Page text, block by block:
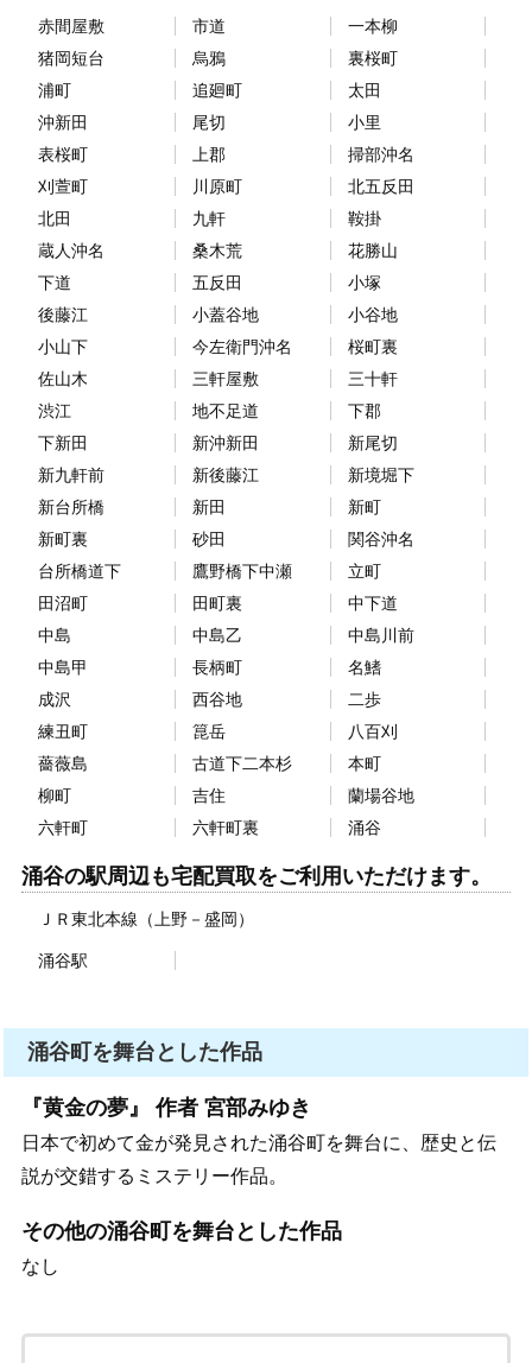
赤間屋敷 市道
一本柳
猪岡短台
烏鴉
裏桜町
浦町
追廻町
太田
沖新田
尾切
小里
表桜町
上郡
掃部沖名
刈萱町
川原町
北五反田
北田
九軒
鞍掛
蔵人沖名
桑木荒
花勝山
下道
五反田
小塚
後藤江
小蓋谷地
小谷地
小山下
今左衛門沖名
桜町裏
佐山木
三軒屋敷
三十軒
渋江
地不足道
下郡
下新田
新沖新田
新尾切
新九軒前
新後藤江
新境堀下
新台所橋
新田
新町
新町裏
砂田
関谷沖名
台所橋道下
鷹野橋下中瀬
立町
田沼町
田町裏
中下道
中島
中島乙
中島川前
中島甲
長柄町
名鰭
成沢
西谷地
二歩
練丑町
箟岳
八百刈
薔薇島
古道下二本杉
本町
柳町
吉住
蘭場谷地
六軒町
六軒町裏 涌谷
涌谷の駅周辺も宅配買取をご利用いただけます。
ＪＲ東北本線（上野－盛岡）
涌谷駅
涌谷町を舞台とした作品
『黄金の夢』 作者 宮部みゆき
日本で初めて金が発見された涌谷町を舞台に、歴史と伝
説が交錯するミステリー作品。
その他の涌谷町を舞台とした作品
なし